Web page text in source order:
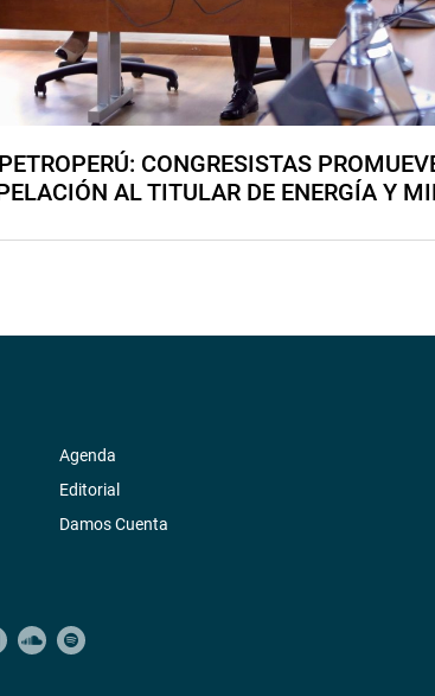
CONGRESISTAS
AL TITULAR DE ENERGÍA Y
Agenda
Editorial
Damos Cuenta